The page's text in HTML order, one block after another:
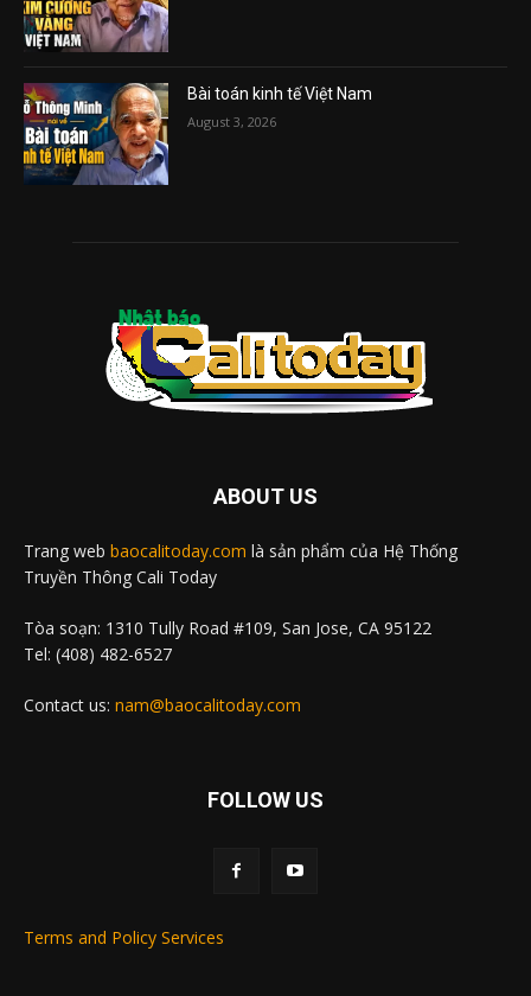
Bài toán kinh tế Việt Nam
August 3, 2026
ABOUT US
Trang web baocalitoday.com là sản phẩm của Hệ Thống
Truyền Thông Cali Today
Tòa soạn: 1310 Tully Road #109, San Jose, CA 95122
Tel: (408) 482-6527
Contact us: nam@baocalitoday.com
FOLLOW US
Terms and Policy Services